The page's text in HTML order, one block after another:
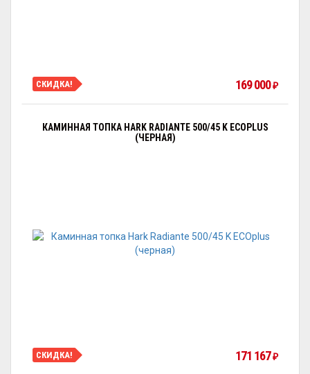
СКИДКА! 169 000 ₽
КАМИННАЯ ТОПКА HARK RADIANTE 500/45 K ECOPLUS
(ЧЕРНАЯ)
СКИДКА! 171 167 ₽